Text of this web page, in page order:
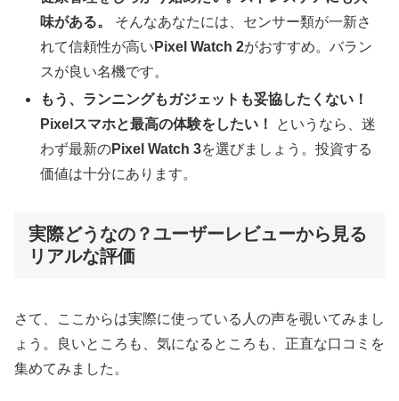
味がある。
そんなあなたには、センサー類が一新さ
れて信頼性が高い Pixel Watch 2がおすすめ。バラン
スが良い名機です。
もう、ランニングもガジェットも妥協したくない！
Pixelスマホと最高の体験をしたい！
というなら、迷
わず最新のPixel Watch 3を選びましょう。投資する
価値は十分にあります。
実際どうなの？ユーザーレビューから見る
リアルな評価
さて、ここからは実際に使っている人の声を覗いてみまし
ょう。良いところも、気になるところも、正直な口コミを
集めてみました。